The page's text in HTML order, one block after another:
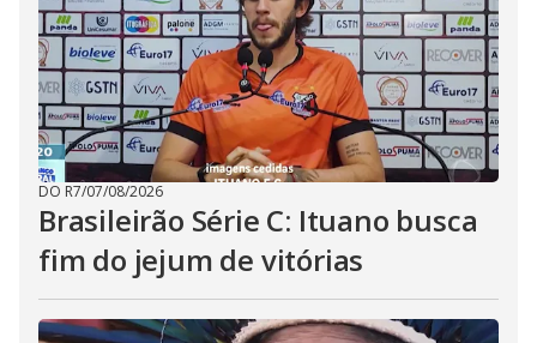
DO R7/07/08/2026
Brasileirão Série C: Ituano busca
fim do jejum de vitórias